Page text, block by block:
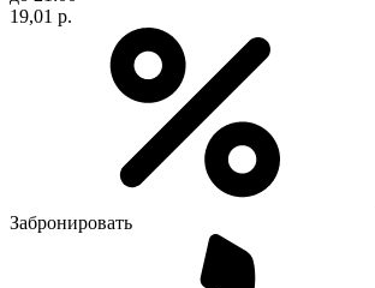
19,01 р.
Забронировать